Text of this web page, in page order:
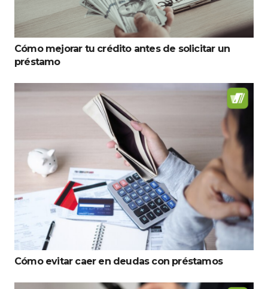
Cómo mejorar tu crédito antes de solicitar un
préstamo
Cómo evitar caer en deudas con préstamos